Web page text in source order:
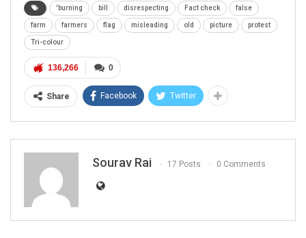
'burning bill disrespecting Fact check false
farm farmers flag misleading old picture protest
Tri-colour
0
136,266
Share Facebook Twitter
Sourav Rai 17 Posts 0 Comments